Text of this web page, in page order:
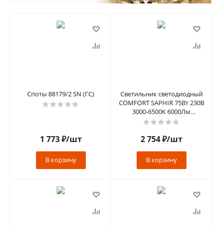
Споты 88179/2 SN (ГС)
1 773₽/шт
В корзину
Светильник светодиодный
COMFORT SAPHIR 75Вт 230В
3000-6500K 6000Лм
500x115мм с пультом ДУ IN
2 754₽/шт
В корзину